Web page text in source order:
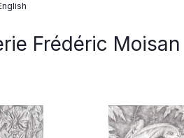
Frédéric Moisan